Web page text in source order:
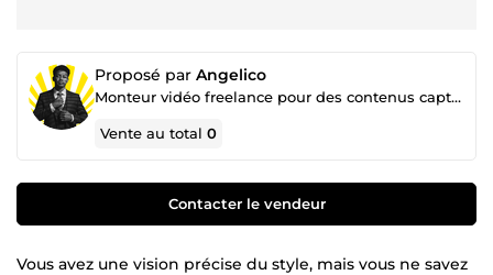
Proposé par Angelico
Monteur vidéo freelance pour des contenus captivants pour YouTube, Instagram et TikTok
Vente au total0
Contacter le vendeur
Vous avez une vision précise du style, mais vous ne savez